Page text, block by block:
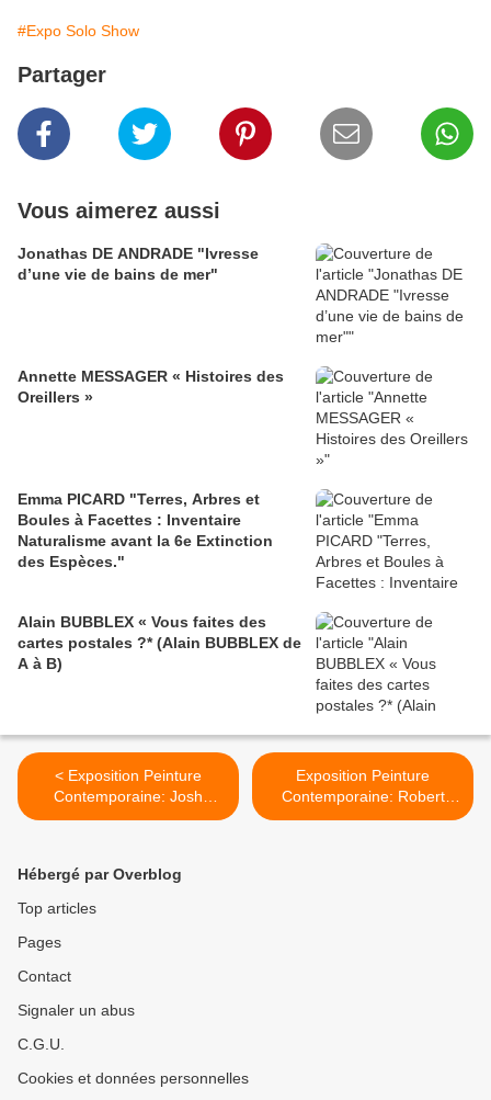
#Expo Solo Show
Partager
Vous aimerez aussi
Jonathas DE ANDRADE "Ivresse
d’une vie de bains de mer"
Annette MESSAGER « Histoires des
Oreillers »
Emma PICARD "Terres, Arbres et
Boules à Facettes : Inventaire
Naturalisme avant la 6e Extinction
des Espèces."
Alain BUBBLEX « Vous faites des
cartes postales ?* (Alain BUBBLEX de
A à B)
< Exposition Peinture
Contemporaine: Josh
SPERLING «So It Goes»
Exposition Peinture
Contemporaine: Robert
COTTINGHAM «Fictions in
Hébergé par Overblog
Top articles
Pages
Contact
Signaler un abus
C.G.U.
Cookies et données personnelles